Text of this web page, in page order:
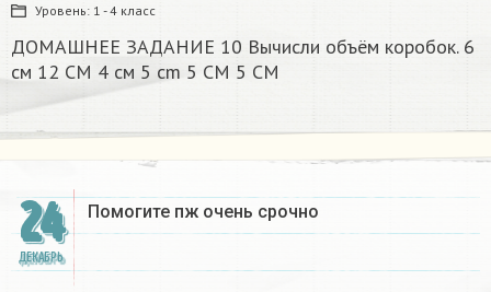
Уровень: 1 - 4 класс
ДОМАШНЕЕ ЗАДАНИЕ 10 Вычисли объём коробок. 6
см 12 CM 4 см 5 cm 5 CM 5 CM​
24
ДЕКАБРЬ
Помогите пж очень срочно​